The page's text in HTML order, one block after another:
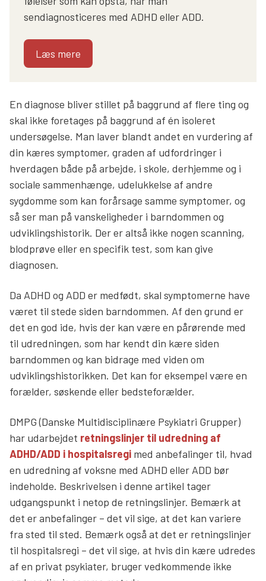
sendiagnosticeres med ADHD eller ADD.
Læs mere
En diagnose bliver stillet på baggrund af flere ting og
skal ikke foretages på baggrund af én isoleret
undersøgelse. Man laver blandt andet en vurdering af
din kæres symptomer, graden af udfordringer i
hverdagen både på arbejde, i skole, derhjemme og i
sociale sammenhænge, udelukkelse af andre
sygdomme som kan forårsage samme symptomer, og
så ser man på vanskeligheder i barndommen og
udviklingshistorik. Der er altså ikke nogen scanning,
blodprøve eller en specifik test, som kan give
diagnosen.
Da ADHD og ADD er medfødt, skal symptomerne have
været til stede siden barndommen. Af den grund er
det en god ide, hvis der kan være en pårørende med
til udredningen, som har kendt din kære siden
barndommen og kan bidrage med viden om
udviklingshistorikken. Det kan for eksempel være en
forælder, søskende eller bedsteforælder.
DMPG (Danske Multidisciplinære Psykiatri Grupper)
har udarbejdet retningslinjer til udredning af
ADHD/ADD i hospitalsregi med anbefalinger til, hvad
en udredning af voksne med ADHD eller ADD bør
indeholde. Beskrivelsen i denne artikel tager
udgangspunkt i netop de retningslinjer. Bemærk at
det er anbefalinger – det vil sige, at det kan variere
fra sted til sted. Bemærk også at det er retningslinjer
til hospitalsregi – det vil sige, at hvis din kære udredes
af en privat psykiater, bruger vedkommende ikke